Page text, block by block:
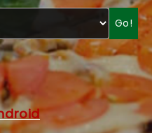
Go!